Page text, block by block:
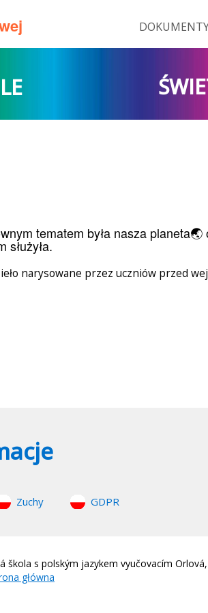
tematem była nasza
służyła.
narysowane przez uczniów przed
Zuchy GDPR
s polským jazykem vyučovacím
główna